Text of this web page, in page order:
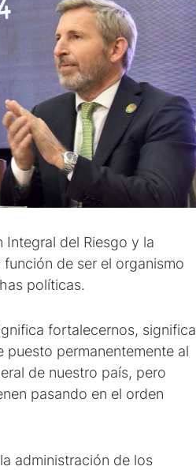
Integral del Riesgo y la
de ser el organismo
políticas.
fortalecernos, significa
puesto permanentemente al
de nuestro país, pero
pasando en el orden
administración de los